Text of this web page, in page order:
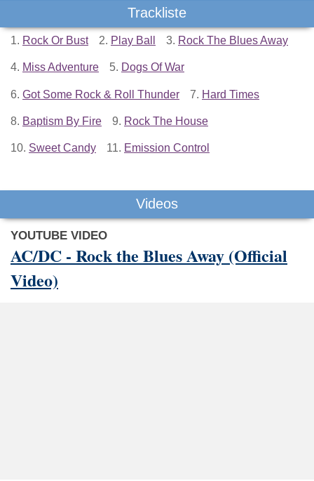
Trackliste
1. Rock Or Bust 2. Play Ball 3. Rock The Blues Away
4. Miss Adventure 5. Dogs Of War
6. Got Some Rock & Roll Thunder 7. Hard Times
8. Baptism By Fire 9. Rock The House
10. Sweet Candy 11. Emission Control
Videos
YOUTUBE VIDEO
AC/DC - Rock the Blues Away (Official
Video)